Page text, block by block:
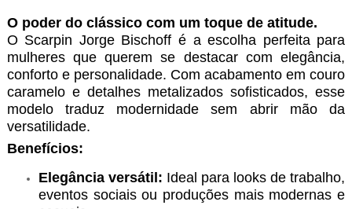
O poder do clássico com um toque de atitude.
O Scarpin Jorge Bischoff é a escolha perfeita para
mulheres que querem se destacar com elegância,
conforto e personalidade. Com acabamento em couro
caramelo e detalhes metalizados sofisticados, esse
modelo traduz modernidade sem abrir mão da
versatilidade.
Benefícios:
Elegância versátil: Ideal para looks de trabalho,
eventos sociais ou produções mais modernas e